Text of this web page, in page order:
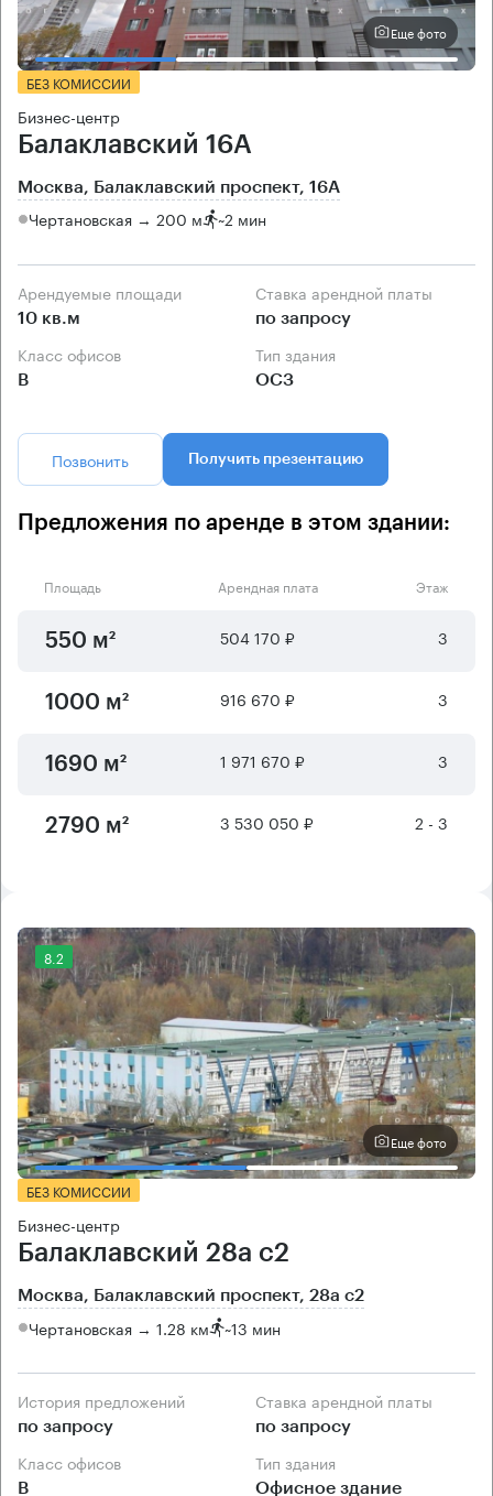
Еще фото
БЕЗ КОМИССИИ
Бизнес-центр
Балаклавский 16А
Москва, Балаклавский проспект, 16А
Чертановская → 200 м ~2 мин
Арендуемые площади
10 кв.м
Ставка арендной платы
по запросу
Класс офисов
B
Тип здания
ОСЗ
Позвонить Получить презентацию
Предложения по аренде в этом здании:
Площадь Арендная плата Этаж
550 м² 504 170 ₽ 3
1000 м² 916 670 ₽ 3
1690 м² 1 971 670 ₽ 3
2790 м² 3 530 050 ₽ 2 - 3
8.2
Еще фото
БЕЗ КОМИССИИ
Бизнес-центр
Балаклавский 28а с2
Москва, Балаклавский проспект, 28а с2
Чертановская → 1.28 км ~13 мин
История предложений
по запросу
Ставка арендной платы
по запросу
Класс офисов
B
Тип здания
Офисное здание